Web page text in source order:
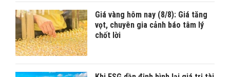
Giá vàng hôm nay (8/8): Giá tăng
vọt, chuyên gia cảnh báo tâm lý
chốt lời